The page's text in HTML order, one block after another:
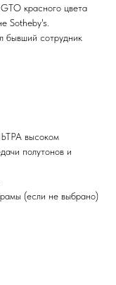
красного цвета
Sotheby's.
бывший сотрудник
высоком
полутонов и
(если не выбрано)